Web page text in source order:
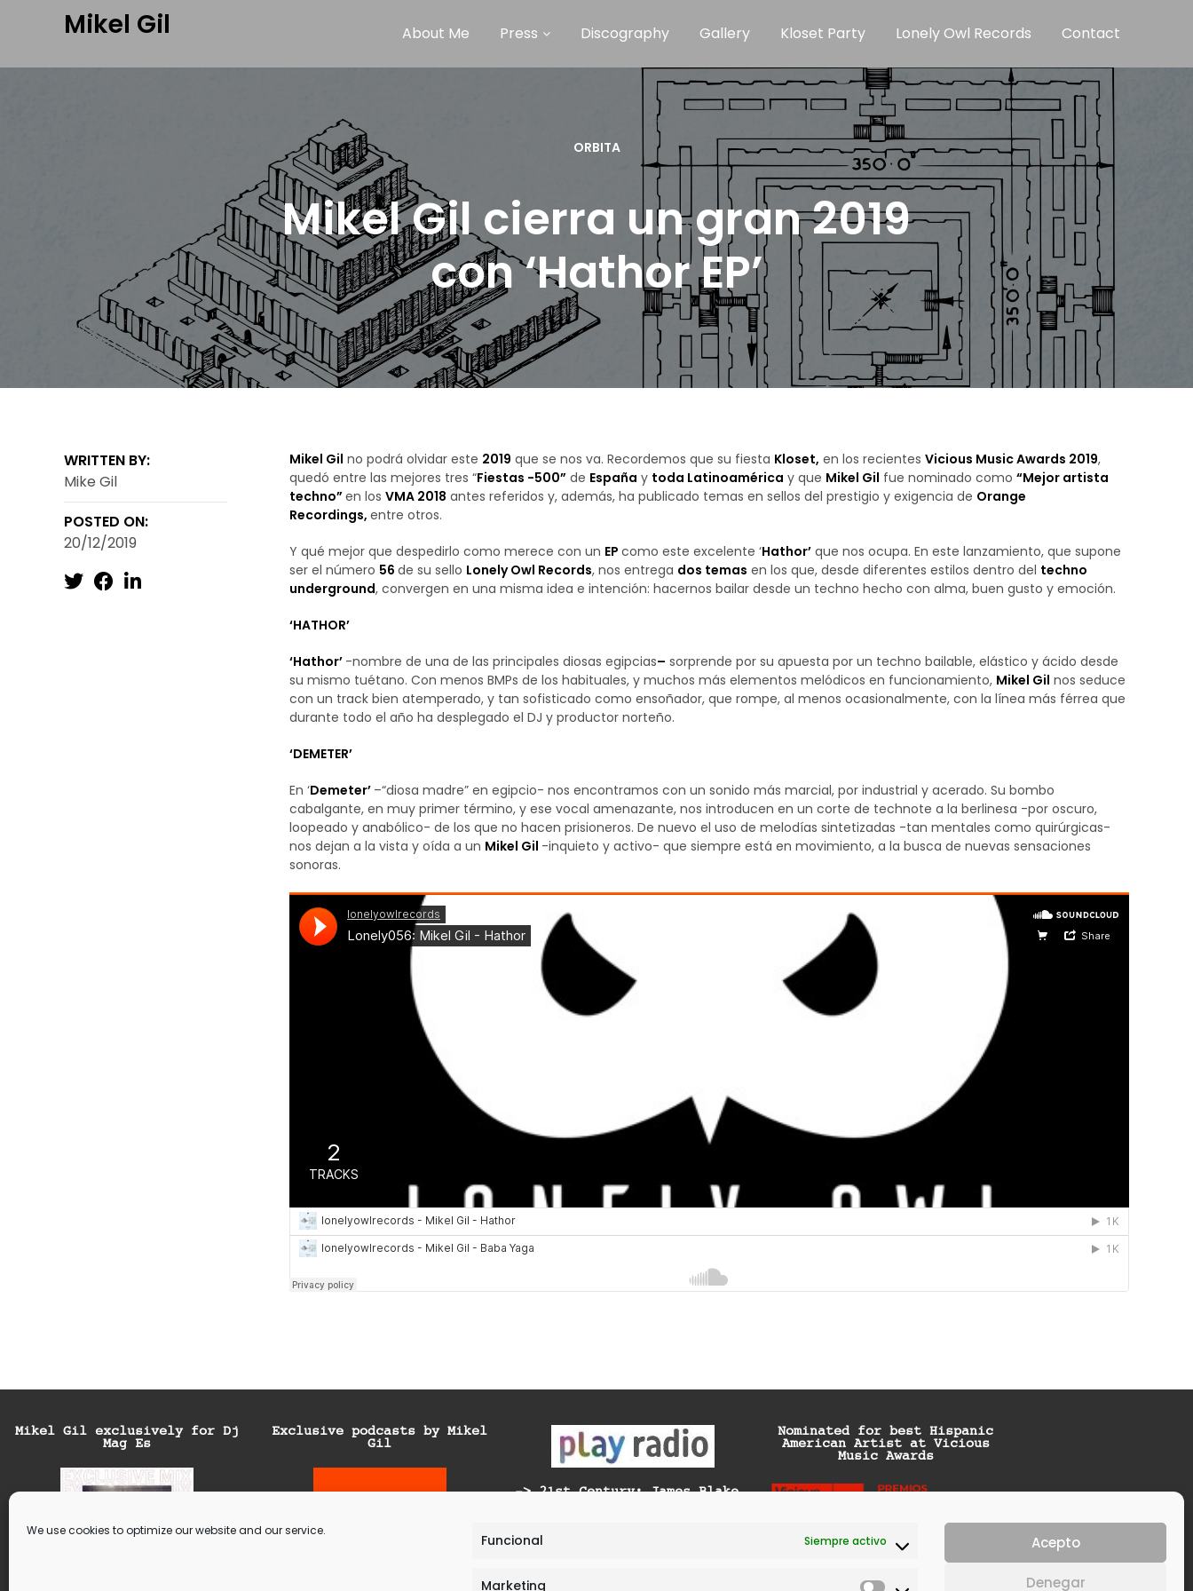
We use cookies to optimize our website and our service.
Funcional Siempre activo
Marketing
Acepto
Denegar
Mikel Gil About Me Press Discography Gallery Kloset Party Lonely Owl Records Contact
ORBITA
Mikel Gil cierra un gran 2019
con ‘Hathor EP’
Mikel Gil no podrá olvidar este 2019 que se nos va. Recordemos que su fiesta Kloset, en los recientes Vicious Music Awards 2019,
quedó entre las mejores tres “Fiestas -500” de España y toda Latinoamérica y que Mikel Gil fue nominado como “Mejor artista
techno” en los VMA 2018 antes referidos y, además, ha publicado temas en sellos del prestigio y exigencia de Orange
Recordings, entre otros.
Y qué mejor que despedirlo como merece con un EP como este excelente ‘Hathor’ que nos ocupa. En este lanzamiento, que supone
ser el número 56 de su sello Lonely Owl Records, nos entrega dos temas en los que, desde diferentes estilos dentro del techno
underground, convergen en una misma idea e intención: hacernos bailar desde un techno hecho con alma, buen gusto y emoción.
‘HATHOR’
‘Hathor’ -nombre de una de las principales diosas egipcias– sorprende por su apuesta por un techno bailable, elástico y ácido desde
su mismo tuétano. Con menos BMPs de los habituales, y muchos más elementos melódicos en funcionamiento, Mikel Gil nos seduce
con un track bien atemperado, y tan sofisticado como ensoñador, que rompe, al menos ocasionalmente, con la línea más férrea que
durante todo el año ha desplegado el DJ y productor norteño.
‘DEMETER’
En ‘Demeter’ –“diosa madre” en egipcio- nos encontramos con un sonido más marcial, por industrial y acerado. Su bombo
cabalgante, en muy primer término, y ese vocal amenazante, nos introducen en un corte de technote a la berlinesa -por oscuro,
loopeado y anabólico- de los que no hacen prisioneros. De nuevo el uso de melodías sintetizadas -tan mentales como quirúrgicas-
nos dejan a la vista y oída a un Mikel Gil -inquieto y activo- que siempre está en movimiento, a la busca de nuevas sensaciones
sonoras.
WRITTEN BY:
Mike Gil
POSTED ON:
20/12/2019
Mikel Gil exclusively for Dj
Mag Es
Exclusive podcasts by Mikel
Gil
-> 21st Century: James Blake
Recharge
Nominated for best Hispanic
American Artist at Vicious
Music Awards